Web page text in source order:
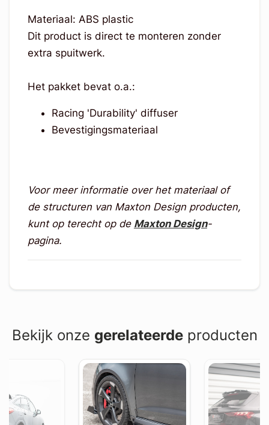
Materiaal: ABS plastic
Dit product is direct te monteren zonder
extra spuitwerk.
Het pakket bevat o.a.:
Racing 'Durability' diffuser
Bevestigingsmateriaal
Voor meer informatie over het materiaal of
de structuren van Maxton Design producten,
kunt op terecht op de Maxton Design-
pagina.
Bekijk onze gerelateerdeproducten